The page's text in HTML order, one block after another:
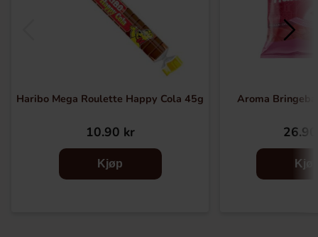
Haribo Mega Roulette Happy Cola 45g
10.90 kr
Kjøp
Aroma